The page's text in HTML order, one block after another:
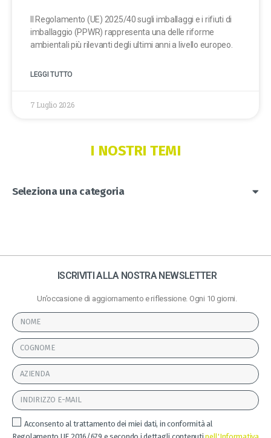
Il Regolamento (UE) 2025/40 sugli imballaggi e i rifiuti di
imballaggio (PPWR) rappresenta una delle riforme
ambientali più rilevanti degli ultimi anni a livello europeo.
LEGGI TUTTO
7 Luglio 2026
I NOSTRI TEMI
Seleziona una categoria
ISCRIVITI ALLA NOSTRA NEWSLETTER
Un’occasione di aggiornamento e riflessione. Ogni 10 giorni.
Acconsento al trattamento dei miei dati, in conformità al